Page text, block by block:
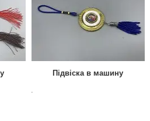
Підвіска в машину